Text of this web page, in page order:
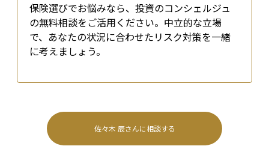
保険選びでお悩みなら、投資のコンシェルジュ
の無料相談をご活用ください。中立的な立場
で、あなたの状況に合わせたリスク対策を一緒
に考えましょう。
佐々木 辰さんに相談する